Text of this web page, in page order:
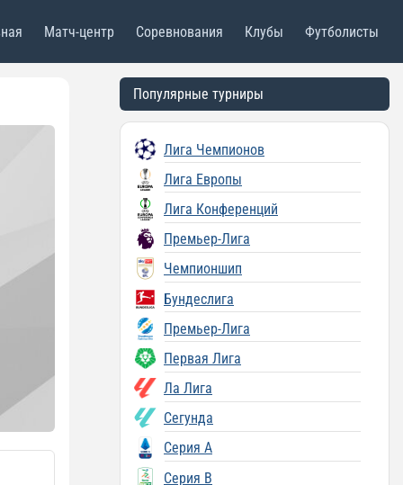
Матч-центр Соревнования Клубы Футболисты
Популярные турниры
Лига Чемпионов
Лига Европы
Лига Конференций
Премьер-Лига
Чемпионшип
Бундеслига
Премьер-Лига
Первая Лига
Ла Лига
Сегунда
Серия A
Серия B